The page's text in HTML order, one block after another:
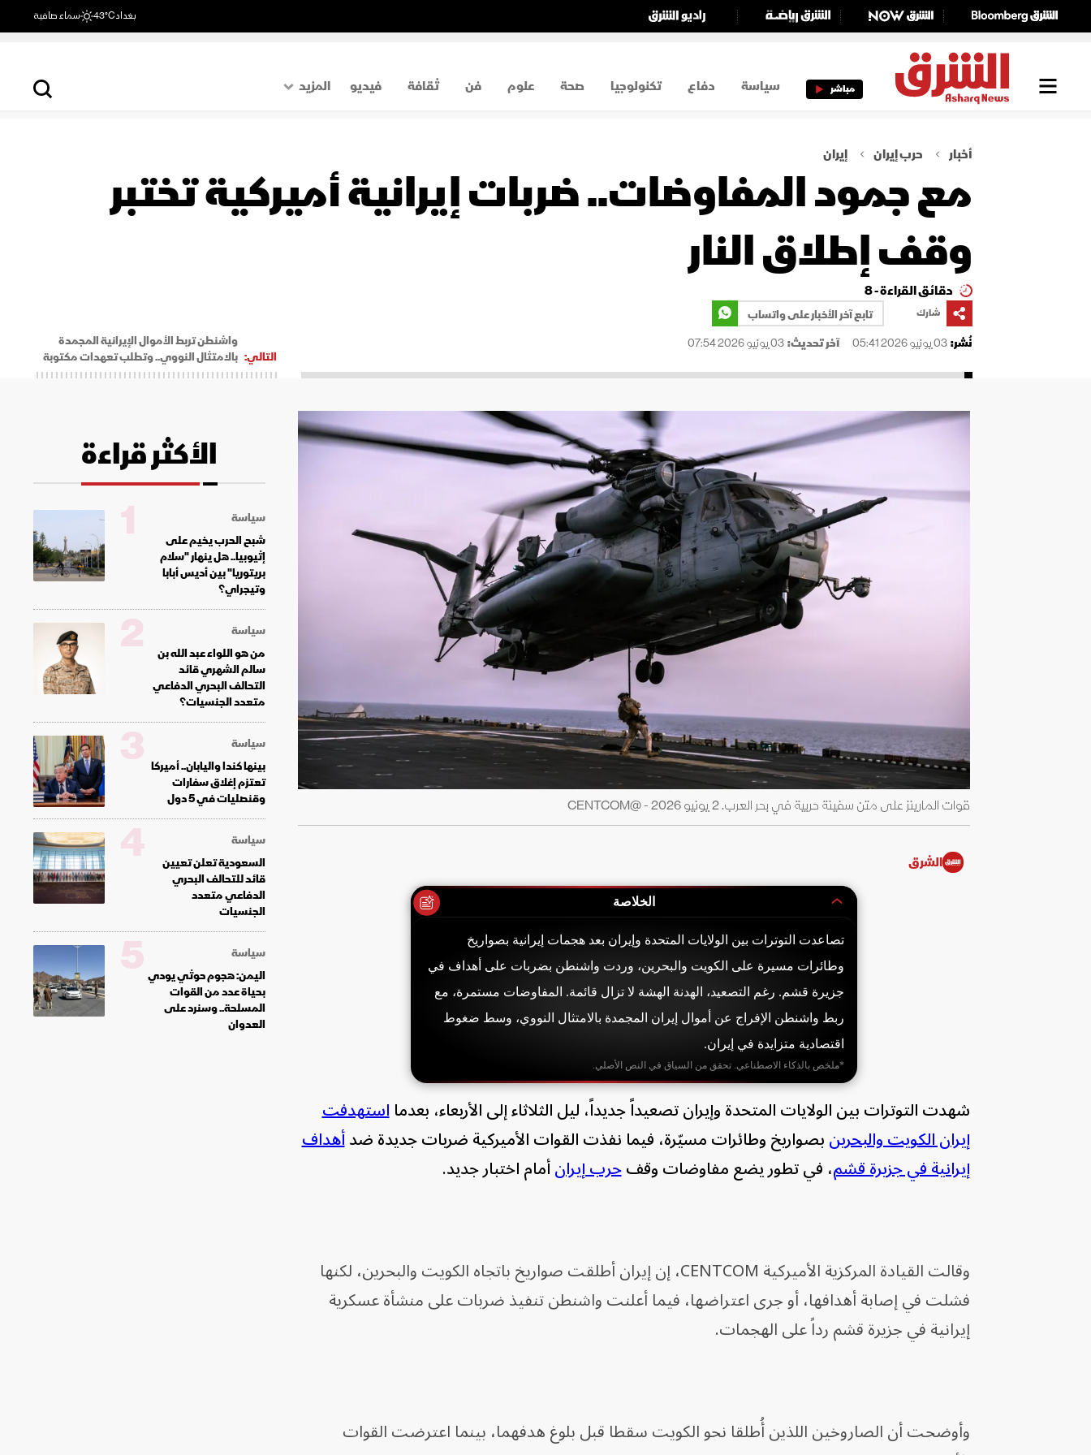
بغداد43°C سماء صافية
مباشر سياسة دفاع تكنولوجيا صحة علوم فن ثقافة فيديو
المزيد
اقتصاد
رياضة
أخبار حرب إيران إيران
مع جمود المفاوضات.. ضربات إيرانية أميركية تختبر
وقف إطلاق النار
دقائق القراءة - 8
شارك
تابع آخر الأخبار على واتساب
نُشر:03 يونيو 2026 05:41 آخر تحديث:03 يونيو 2026 07:54
التالي:
واشنطن تربط الأموال الإيرانية المجمدة
بالامتثال النووي.. وتطلب تعهدات مكتوبة
قوات المارينز على متن سفينة حربية في بحر العرب. 2 يونيو 2026 - @CENTCOM
الشرق
الخلاصة
تصاعدت التوترات بين الولايات المتحدة وإيران بعد هجمات إيرانية بصواريخ
وطائرات مسيرة على الكويت والبحرين، وردت واشنطن بضربات على أهداف في
جزيرة قشم. رغم التصعيد، الهدنة الهشة لا تزال قائمة. المفاوضات مستمرة، مع
ربط واشنطن الإفراج عن أموال إيران المجمدة بالامتثال النووي، وسط ضغوط
اقتصادية متزايدة في إيران.
*ملخص بالذكاء الاصطناعي. تحقق من السياق في النص الأصلي.
شهدت التوترات بين الولايات المتحدة وإيران تصعيداً جديداً، ليل الثلاثاء إلى الأربعاء، بعدمااستهدفت
إيران الكويت والبحرينبصواريخ وطائرات مسيّرة، فيما نفذت القوات الأميركية ضربات جديدة ضدأهداف
إيرانية في جزيرة قشم، في تطور يضع مفاوضات وقفحرب إيرانأمام اختبار جديد.
وقالت القيادة المركزية الأميركية CENTCOM، إن إيران أطلقت صواريخ باتجاه الكويت والبحرين، لكنها
فشلت في إصابة أهدافها، أو جرى اعتراضها، فيما أعلنت واشنطن تنفيذ ضربات على منشأة عسكرية
إيرانية في جزيرة قشم رداً على الهجمات.
وأوضحت أن الصاروخين اللذين أُطلقا نحو الكويت سقطا قبل بلوغ هدفهما، بينما اعترضت القوات
الأكثر قراءة
سياسة
شبح الحرب يخيم على
إثيوبيا.. هل ينهار "سلام
بريتوريا" بين أديس أبابا
وتيجراي؟
1
سياسة
من هو اللواء عبد الله بن
سالم الشهري قائد
التحالف البحري الدفاعي
متعدد الجنسيات؟
2
سياسة
بينها كندا واليابان.. أميركا
تعتزم إغلاق سفارات
وقنصليات في 5 دول
3
سياسة
السعودية تعلن تعيين
قائد للتحالف البحري
الدفاعي متعدد
الجنسيات
4
سياسة
اليمن: هجوم حوثي يودي
بحياة عدد من القوات
المسلحة.. وسنرد على
العدوان
5